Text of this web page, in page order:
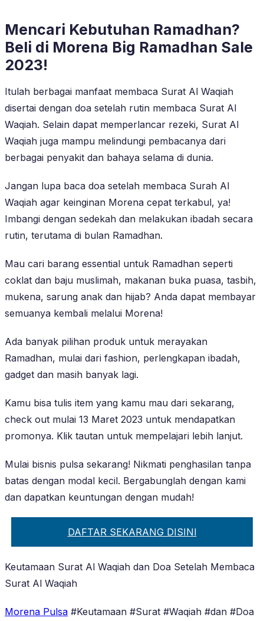
Mencari Kebutuhan Ramadhan?
Beli di Morena Big Ramadhan Sale
2023!
Itulah berbagai manfaat membaca Surat Al Waqiah
disertai dengan doa setelah rutin membaca Surat Al
Waqiah. Selain dapat memperlancar rezeki, Surat Al
Waqiah juga mampu melindungi pembacanya dari
berbagai penyakit dan bahaya selama di dunia.
Jangan lupa baca doa setelah membaca Surah Al
Waqiah agar keinginan Morena cepat terkabul, ya!
Imbangi dengan sedekah dan melakukan ibadah secara
rutin, terutama di bulan Ramadhan.
Mau cari barang essential untuk Ramadhan seperti
coklat dan baju muslimah, makanan buka puasa, tasbih,
mukena, sarung anak dan hijab? Anda dapat membayar
semuanya kembali melalui Morena!
Ada banyak pilihan produk untuk merayakan
Ramadhan, mulai dari fashion, perlengkapan ibadah,
gadget dan masih banyak lagi.
Kamu bisa tulis item yang kamu mau dari sekarang,
check out mulai 13 Maret 2023 untuk mendapatkan
promonya. Klik tautan untuk mempelajari lebih lanjut.
Mulai bisnis pulsa sekarang! Nikmati penghasilan tanpa
batas dengan modal kecil. Bergabunglah dengan kami
dan dapatkan keuntungan dengan mudah!
DAFTAR SEKARANG DISINI
Keutamaan Surat Al Waqiah dan Doa Setelah Membaca
Surat Al Waqiah
Morena Pulsa #Keutamaan #Surat #Waqiah #dan #Doa